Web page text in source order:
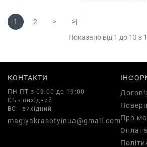
1 2 >
>|
Показано від 1 до 13 з
КОНТАКТИ
ПН-ПТ з 09:00 до 19:00
СБ - вихідний
ВС - вихідний
magiyakrasotyinua@gmail.comПро